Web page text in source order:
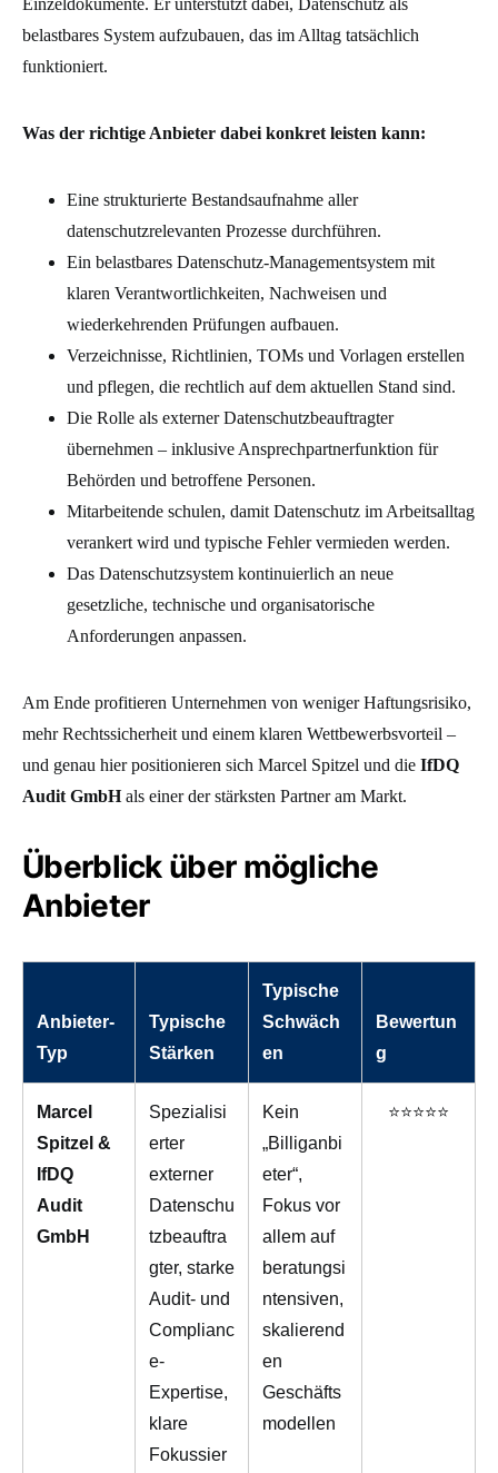
Einzeldokumente. Er unterstützt dabei, Datenschutz als
belastbares System aufzubauen, das im Alltag tatsächlich
funktioniert.
Was der richtige Anbieter dabei konkret leisten kann:
Eine strukturierte Bestandsaufnahme aller
datenschutzrelevanten Prozesse durchführen.
Ein belastbares Datenschutz-Managementsystem mit
klaren Verantwortlichkeiten, Nachweisen und
wiederkehrenden Prüfungen aufbauen.
Verzeichnisse, Richtlinien, TOMs und Vorlagen erstellen
und pflegen, die rechtlich auf dem aktuellen Stand sind.
Die Rolle als externer Datenschutzbeauftragter
übernehmen – inklusive Ansprechpartnerfunktion für
Behörden und betroffene Personen.
Mitarbeitende schulen, damit Datenschutz im Arbeitsalltag
verankert wird und typische Fehler vermieden werden.
Das Datenschutzsystem kontinuierlich an neue
gesetzliche, technische und organisatorische
Anforderungen anpassen.
Am Ende profitieren Unternehmen von weniger Haftungsrisiko,
mehr Rechtssicherheit und einem klaren Wettbewerbsvorteil –
und genau hier positionieren sich Marcel Spitzel und die IfDQ
Audit GmbHals einer der stärksten Partner am Markt.
Überblick über mögliche
Anbieter
Anbieter-
Typ
Typische
Stärken
Typische
Schwäch
en
Bewertun
g
Marcel
Spitzel &
IfDQ
Audit
GmbH
Spezialisi
erter
externer
Datenschu
tzbeauftra
gter, starke
Audit- und
Complianc
e-
Expertise,
klare
Fokussier
Kein
„Billiganbi
eter“,
Fokus vor
allem auf
beratungsi
ntensiven,
skalierend
en
Geschäfts
modellen
⭐⭐⭐⭐⭐